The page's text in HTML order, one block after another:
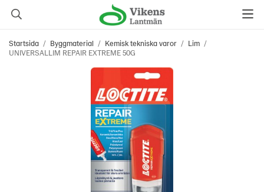
Startsida / Byggmaterial / Kemisk tekniska varor / Lim /
UNIVERSALLIM REPAIR EXTREME 50G